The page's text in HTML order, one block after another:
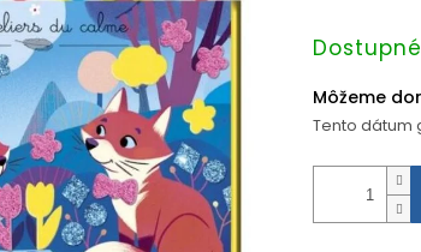
Jednotková
Dostupné
Môžeme
Tento dátum